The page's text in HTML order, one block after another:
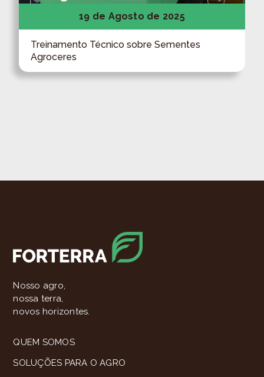
19 de Agosto de 2025
Treinamento Técnico sobre Sementes
Agroceres
Nosso agro,
nossa terra,
novos horizontes.
QUEM SOMOS
SOLUÇÕES PARA O AGRO